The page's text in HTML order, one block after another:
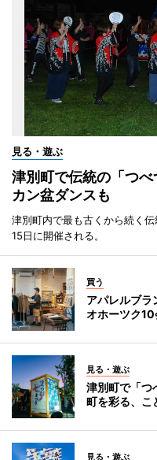
見る・遊ぶ
津別町で伝統の「つ
カン盆ダンスも
津別町内で最も古くから続く
15日に開催される。
買う
アパレルブ
オホーツク10
見る・遊ぶ
津別町で「
町を彩る、こ
見る・遊ぶ